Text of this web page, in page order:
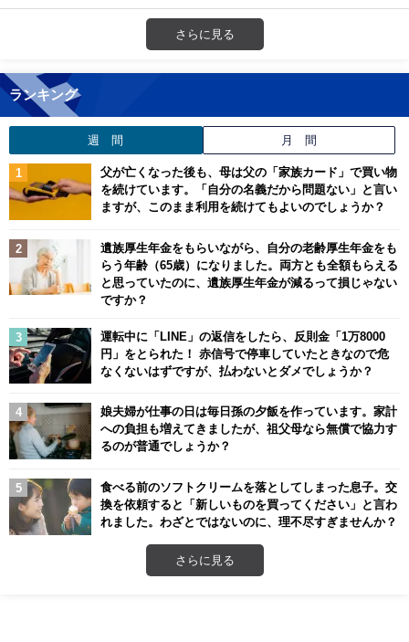
さらに見る
ランキング
週 間 月 間
父が亡くなった後も、母は父の「家族カード」で買い物
を続けています。「自分の名義だから問題ない」と言い
ますが、このまま利用を続けてもよいのでしょうか？
遺族厚生年金をもらいながら、自分の老齢厚生年金をも
らう年齢（65歳）になりました。両方とも全額もらえる
と思っていたのに、遺族厚生年金が減るって損じゃない
ですか？
運転中に「LINE」の返信をしたら、反則金「1万8000
円」をとられた！ 赤信号で停車していたときなので危
なくないはずですが、払わないとダメでしょうか？
娘夫婦が仕事の日は毎日孫の夕飯を作っています。家計
への負担も増えてきましたが、祖父母なら無償で協力す
るのが普通でしょうか？
食べる前のソフトクリームを落としてしまった息子。交
換を依頼すると「新しいものを買ってください」と言わ
れました。わざとではないのに、理不尽すぎませんか？
さらに見る